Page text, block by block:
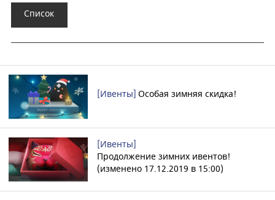
Список
[Ивенты] Особая зимняя скидка!
[Ивенты]
Продолжение зимних ивентов!
(изменено 17.12.2019 в 15:00)